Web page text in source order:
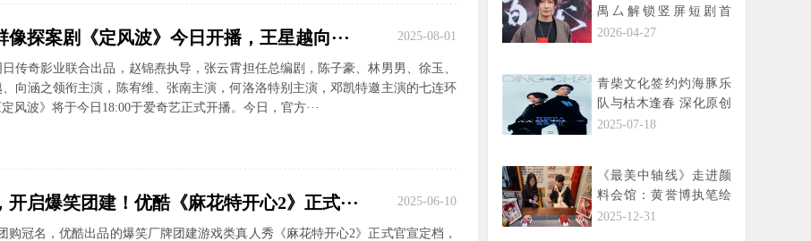
像探案剧《定风波》今日开播，王星越向··· 2025-08-01
传奇影业联合出品，赵锦焘执导，张云霄担任总编剧，陈子豪、林男男、徐玉、
向涵之领衔主演，陈宥维、张南主演，何洛洛特别主演，邓凯特邀主演的七连环
风波》将于今日18:00于爱奇艺正式开播。今日，官方···
开启爆笑团建！优酷《麻花特开心2》正式··· 2025-06-10
购冠名，优酷出品的爆笑厂牌团建游戏类真人秀《麻花特开心2》正式官宣定档，
禺厶解锁竖屏短剧首
秀，携《风水之王·我以
2026-04-27
青柴文化签约灼海豚乐
队与枯木逢春 深化原创
音乐生态布局
2025-07-18
《最美中轴线》走进颜
料会馆：黄誉博执笔绘
脸谱，解码京剧“生旦净
2025-12-31